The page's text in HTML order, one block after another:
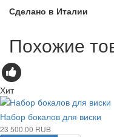
Сделано в Италии
Похожие
Хит
Набор бокалов для виски
23 500.00 RUB